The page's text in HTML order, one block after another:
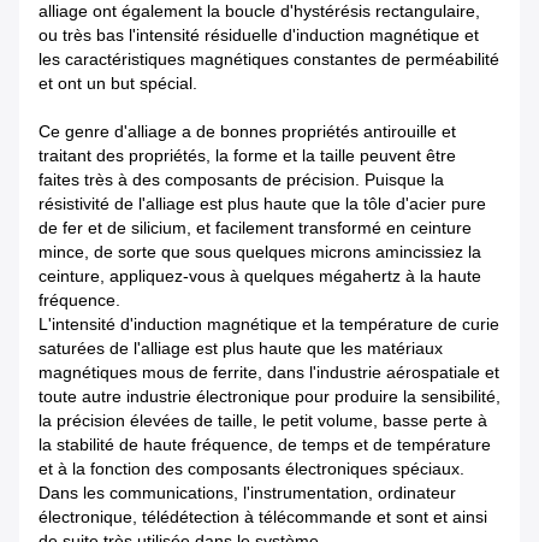
alliage ont également la boucle d'hystérésis rectangulaire,
ou très bas l'intensité résiduelle d'induction magnétique et
les caractéristiques magnétiques constantes de perméabilité
et ont un but spécial.
Ce genre d'alliage a de bonnes propriétés antirouille et
traitant des propriétés, la forme et la taille peuvent être
faites très à des composants de précision. Puisque la
résistivité de l'alliage est plus haute que la tôle d'acier pure
de fer et de silicium, et facilement transformé en ceinture
mince, de sorte que sous quelques microns amincissiez la
ceinture, appliquez-vous à quelques mégahertz à la haute
fréquence.
L'intensité d'induction magnétique et la température de curie
saturées de l'alliage est plus haute que les matériaux
magnétiques mous de ferrite, dans l'industrie aérospatiale et
toute autre industrie électronique pour produire la sensibilité,
la précision élevées de taille, le petit volume, basse perte à
la stabilité de haute fréquence, de temps et de température
et à la fonction des composants électroniques spéciaux.
Dans les communications, l'instrumentation, ordinateur
électronique, télédétection à télécommande et sont et ainsi